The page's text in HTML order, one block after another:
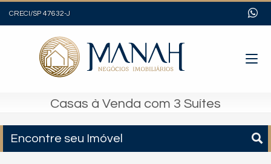
CRECI/SP 47632-J
Casas à Venda com 3 Suítes
Encontre seu Imóvel